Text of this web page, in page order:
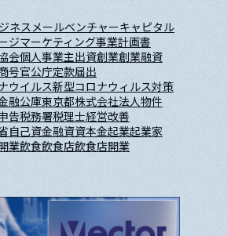
ネスメールベンチャーキャピタル
ジマーケティング事業計画書
会個人事業主出資創業創業融資
号官公庁定款届出
ウイルス新型コロナウィルス対策
融公庫東京都株式会社法人物件
告税務署税理士経営改善
自己資金融資資本金起業起業家
業飲食飲食店飲食店開業